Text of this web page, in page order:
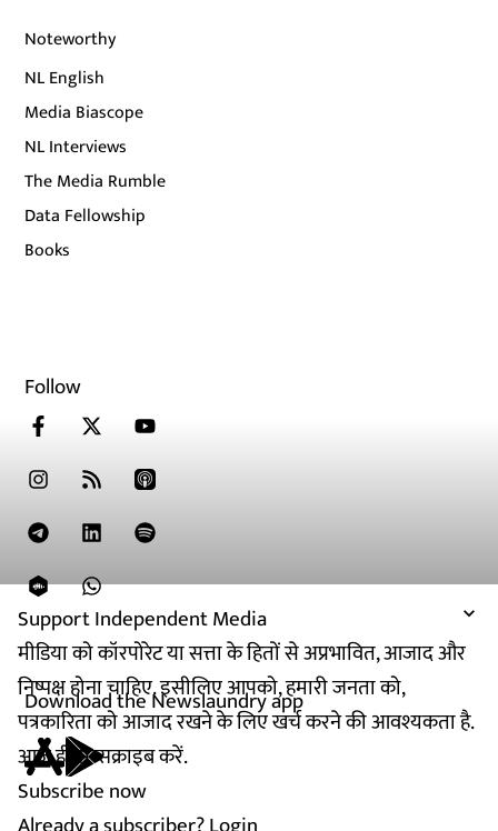
Support Independent Media
मीडिया को कॉरपोरेट या सत्ता के हितों से अप्रभावित, आजाद और
निष्पक्ष होना चाहिए. इसीलिए आपको, हमारी जनता को,
पत्रकारिता को आजाद रखने के लिए खर्च करने की आवश्यकता है.
आज ही सब्सक्राइब करें.
Subscribe now
Noteworthy
NL English
Media Biascope
NL Interviews
The Media Rumble
Data Fellowship
Books
Follow
Download the Newslaundry app